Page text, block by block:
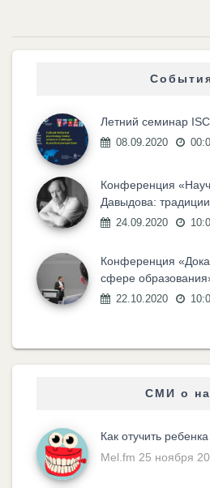
Летний семинар
08.09.2020
Конференция
Давыдова:
24.09.2020
Конференция
сфере
22.10.2020
СМИ о
Как отучить
Mel.fm 25 ноября